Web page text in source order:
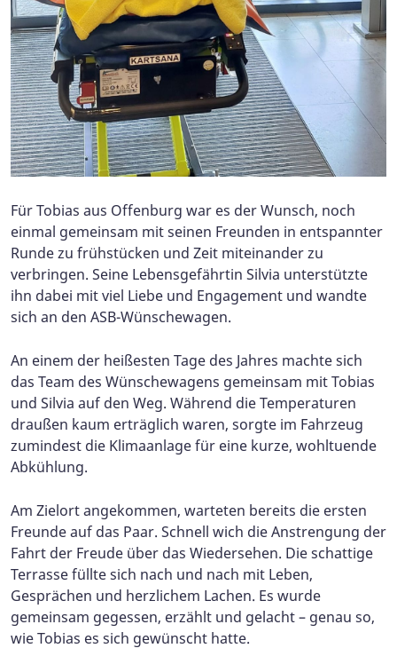
Für Tobias aus Offenburg war es der Wunsch, noch
einmal gemeinsam mit seinen Freunden in entspannter
Runde zu frühstücken und Zeit miteinander zu
verbringen. Seine Lebensgefährtin Silvia unterstützte
ihn dabei mit viel Liebe und Engagement und wandte
sich an den ASB-Wünschewagen.
An einem der heißesten Tage des Jahres machte sich
das Team des Wünschewagens gemeinsam mit Tobias
und Silvia auf den Weg. Während die Temperaturen
draußen kaum erträglich waren, sorgte im Fahrzeug
zumindest die Klimaanlage für eine kurze, wohltuende
Abkühlung.
Am Zielort angekommen, warteten bereits die ersten
Freunde auf das Paar. Schnell wich die Anstrengung der
Fahrt der Freude über das Wiedersehen. Die schattige
Terrasse füllte sich nach und nach mit Leben,
Gesprächen und herzlichem Lachen. Es wurde
gemeinsam gegessen, erzählt und gelacht – genau so,
wie Tobias es sich gewünscht hatte.